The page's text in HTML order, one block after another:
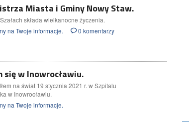
Miasta i Gminy Nowy Staw.
składa wielkanocne życzenia.
na Twoje informacje. 0 komentarzy
się w Inowrocławiu.
na świat 19 stycznia 2021 r. w Szpitalu
w Inowrocławiu.
na Twoje informacje.